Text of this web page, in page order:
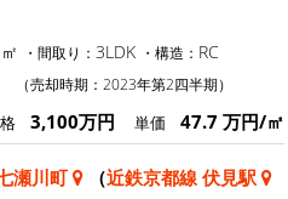
・間取り： 3LDK ・構造： RC
（売却時期：2023年第2四半期）
3,100万円 単価 47.7 万円/㎡
瀬川町 （近鉄京都線 伏見駅